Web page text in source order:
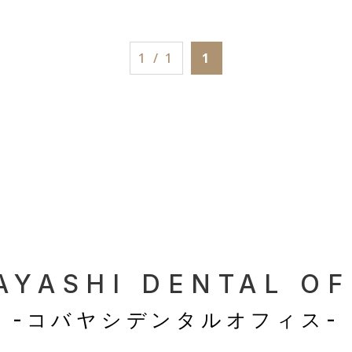
1 / 1 1
DENTAL
-コバヤシデンタルオフィス-